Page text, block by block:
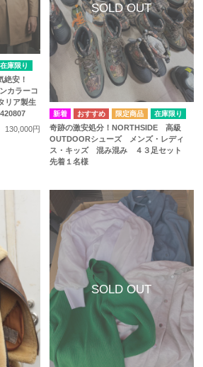
在庫限り
絶安！
カラーコ
リア製生
130,000円
在庫限り
奇跡の激安処分！NORTHSIDE 高級
OUTDOORシューズ メンズ・レディ
ス・キッズ 混み混み ４３足セット
先着１名様